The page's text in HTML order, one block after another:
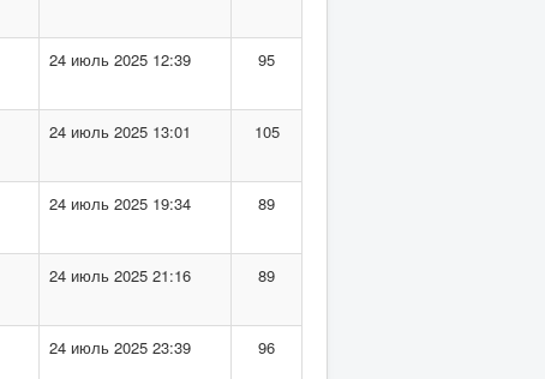
24 июль 2025 12:39 95
24 июль 2025 13:01 105
24 июль 2025 19:34 89
24 июль 2025 21:16 89
24 июль 2025 23:39 96